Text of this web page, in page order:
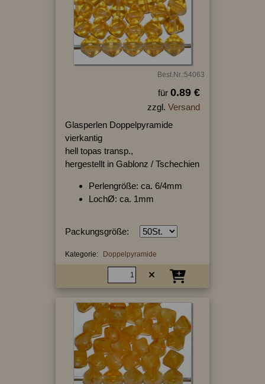
Best.Nr.:54063
für 0.89 €
zzgl. Versand
Glasperlen Doppelpyramide
vierkantig
hell topas transp.,
hergestellt in Gablonz / Tschechien
Perlengröße: ca. 6/4mm
LochØ: ca. 1mm
Packungsgröße:
Kategorie: Doppelpyramide